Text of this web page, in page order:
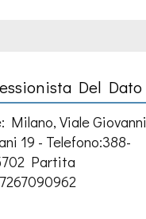
Del Dato
Milano, Viale Giovanni
19 - Telefono:388-
Partita